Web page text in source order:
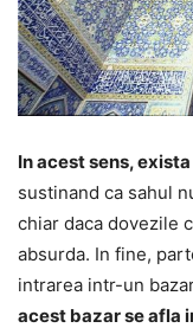
In acest sens,
sustinand ca sahul
chiar daca dovezile
absurda. In fine,
intrarea intr-un
acest bazar se afla